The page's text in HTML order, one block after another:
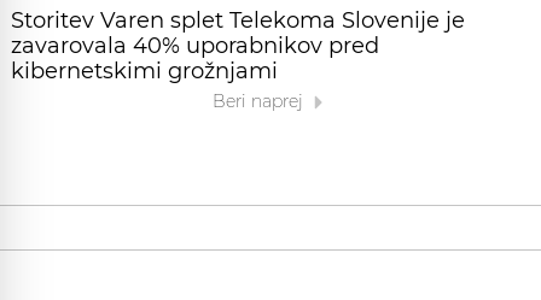
Storitev Varen splet Telekoma Slovenije je
zavarovala 40% uporabnikov pred
kibernetskimi grožnjami
Beri naprej